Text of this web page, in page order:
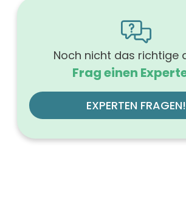
Noch nicht das richtige
Frag einen
EXPERTEN FRAGEN!